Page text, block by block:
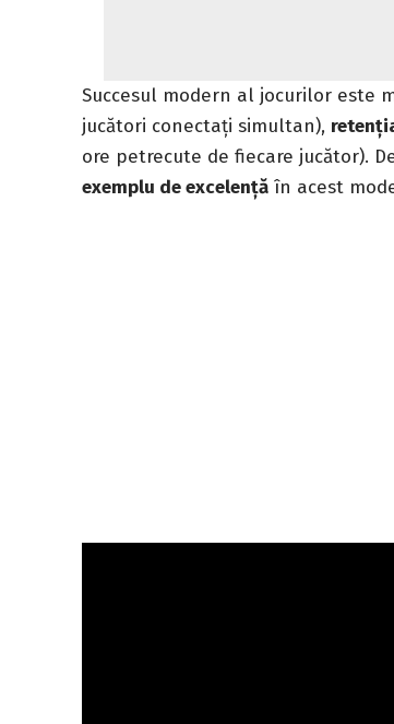
Succesul modern al jocurilor este
jucători conectați simultan),
ore petrecute de fiecare jucător).
exemplu de excelență în acest